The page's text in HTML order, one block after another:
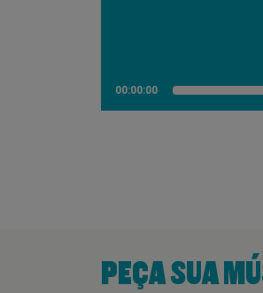
00:00:00
PEÇA SUA